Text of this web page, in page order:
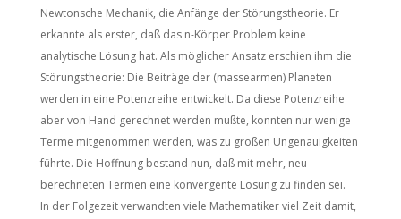
Newtonsche Mechanik, die Anfänge der Störungstheorie. Er
erkannte als erster, daß das n-Körper Problem keine
analytische Lösung hat. Als möglicher Ansatz erschien ihm die
Störungstheorie: Die Beiträge der (massearmen) Planeten
werden in eine Potenzreihe entwickelt. Da diese Potenzreihe
aber von Hand gerechnet werden mußte, konnten nur wenige
Terme mitgenommen werden, was zu großen Ungenauigkeiten
führte. Die Hoffnung bestand nun, daß mit mehr, neu
berechneten Termen eine konvergente Lösung zu finden sei.
In der Folgezeit verwandten viele Mathematiker viel Zeit damit,